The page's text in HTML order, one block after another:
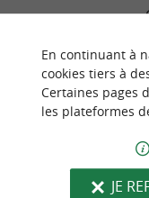
En continuant à
cookies tiers à
Certaines pages
les plateformes
JE